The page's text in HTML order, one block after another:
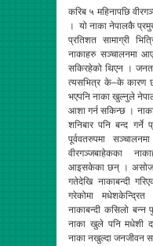
करिब ५ महिनापछि
। यो नाका नेपालकै
प्रतिशत सामाग्री
नाकाहरु सञ्चालनमा
सकिरहेको थिएन ।
त्यसभित्र के–के कारण
भएपनि नाका खुल्नुले
आशा गर्न सकिन्छ ।
शनिबार पनि बन्द
पूर्ववतरुपमा
वीरगञ्जबाहेकका
आइसकेका छन् । असोज
गतेदेखि नाकाबन्दी
गरेकोमा
नाकाबन्दी कसिलो
नाका खुले पनि मधेशी
नाका नखुल्दा जनजीवन